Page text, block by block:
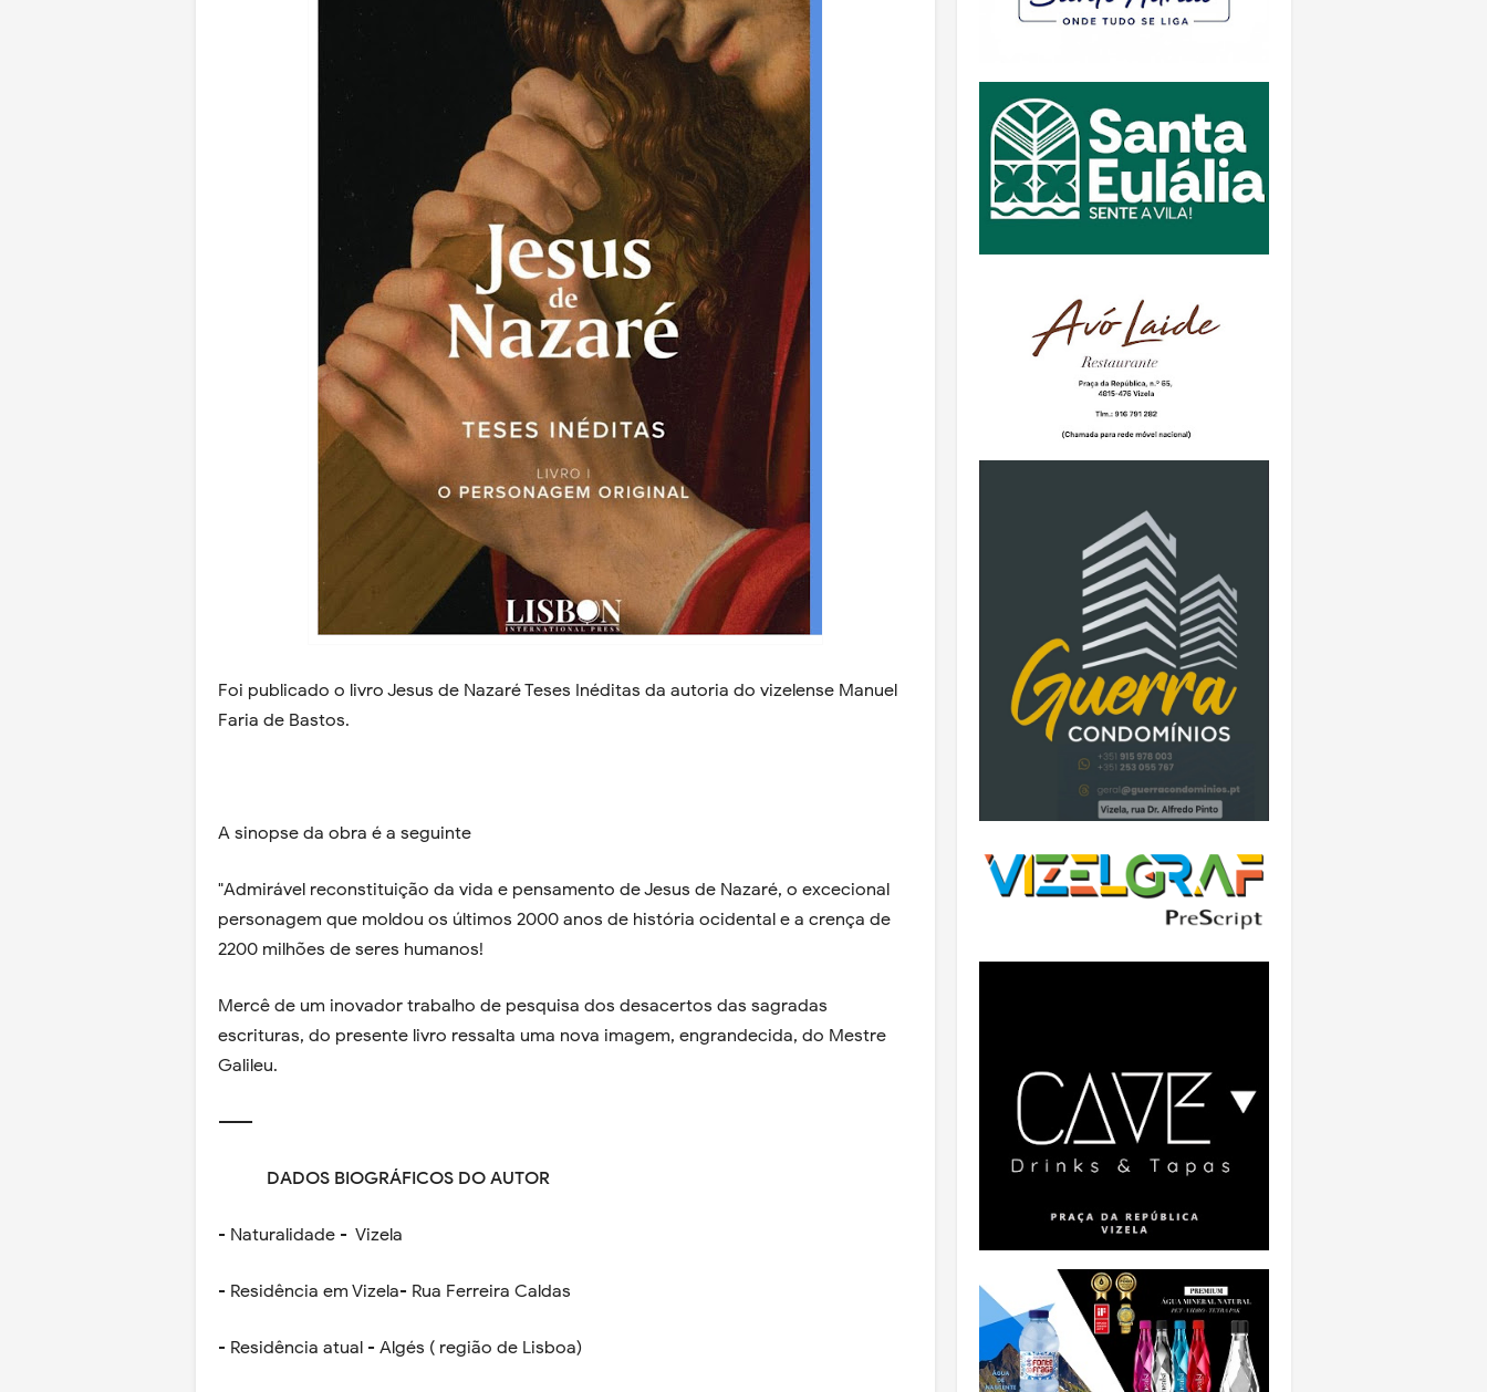
Foi publicado o livro Jesus de Nazaré Teses Inéditas da autoria do vizelense Manuel
Faria de Bastos.
A sinopse da obra é a seguinte
"Admirável reconstituição da vida e pensamento de Jesus de Nazaré, o excecional
personagem que moldou os últimos 2000 anos de história ocidental e a crença de
2200 milhões de seres humanos!
Mercê de um inovador trabalho de pesquisa dos desacertos das sagradas
escrituras, do presente livro ressalta uma nova imagem, engrandecida, do Mestre
Galileu.
------
DADOS BIOGRÁFICOS DO AUTOR
- Naturalidade - Vizela
- Residência em Vizela- Rua Ferreira Caldas
- Residência atual - Algés ( região de Lisboa)